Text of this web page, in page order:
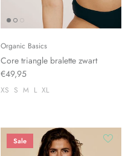
Organic Basics
Core triangle bralette zwart
€49,95
XS S M L XL
Sale